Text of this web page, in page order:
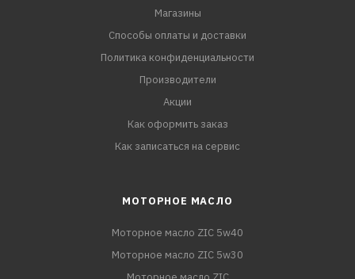
Магазины
Способы оплаты и доставки
Политика конфиденциальности
Производители
Акции
Как оформить заказ
Как записаться на сервис
МОТОРНОЕ МАСЛО
Моторное масло ZIC 5w40
Моторное масло ZIC 5w30